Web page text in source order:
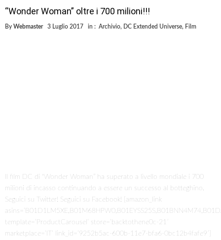
“Wonder Woman” oltre i 700 milioni!!!
By Webmaster 3 Luglio 2017 in : Archivio, DC Extended Universe, Film
Il film DC di “Wonder Woman” ha superato a livello mondiale i 700
milioni di incasso continuando a essere un successo al botteghino.
Seguici su Twitter! Seguici su Facebook! [amazon_link
template=’ProductCarousel’ store=’backtothene0c-21′
marketplace=’IT’ link_id=’9252b5ac-600b-11e7-bfa6-0bc12b4fafe9′]